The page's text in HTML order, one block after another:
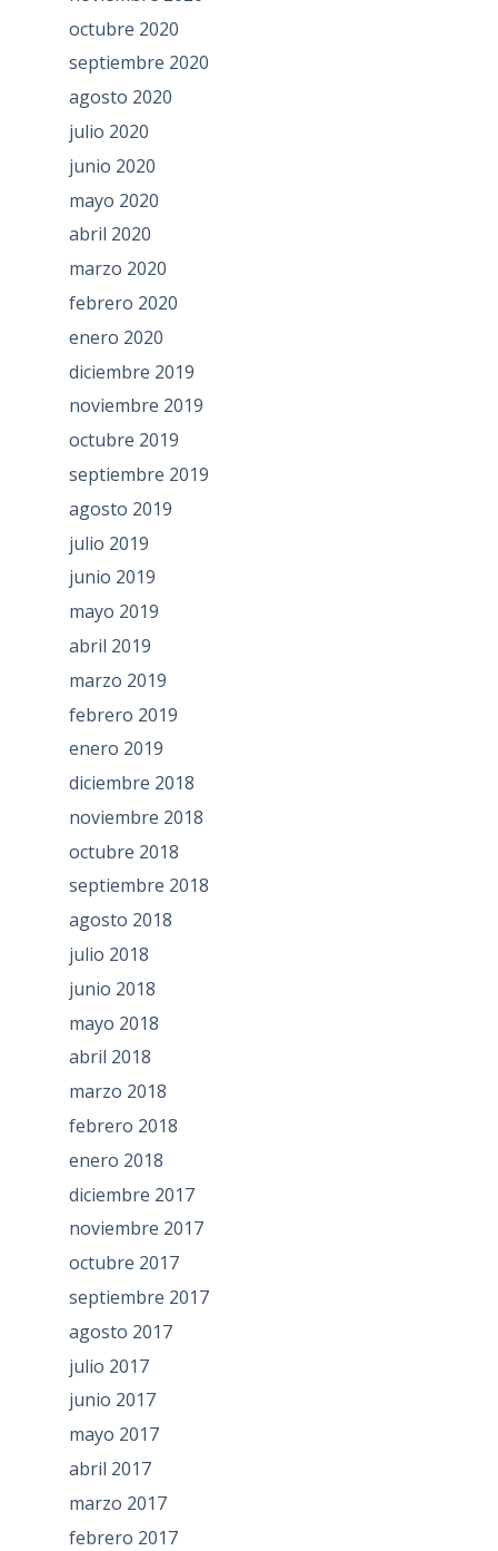
octubre 2020
septiembre 2020
agosto 2020
julio 2020
junio 2020
mayo 2020
abril 2020
marzo 2020
febrero 2020
enero 2020
diciembre 2019
noviembre 2019
octubre 2019
septiembre 2019
agosto 2019
julio 2019
junio 2019
mayo 2019
abril 2019
marzo 2019
febrero 2019
enero 2019
diciembre 2018
noviembre 2018
octubre 2018
septiembre 2018
agosto 2018
julio 2018
junio 2018
mayo 2018
abril 2018
marzo 2018
febrero 2018
enero 2018
diciembre 2017
noviembre 2017
octubre 2017
septiembre 2017
agosto 2017
julio 2017
junio 2017
mayo 2017
abril 2017
marzo 2017
febrero 2017